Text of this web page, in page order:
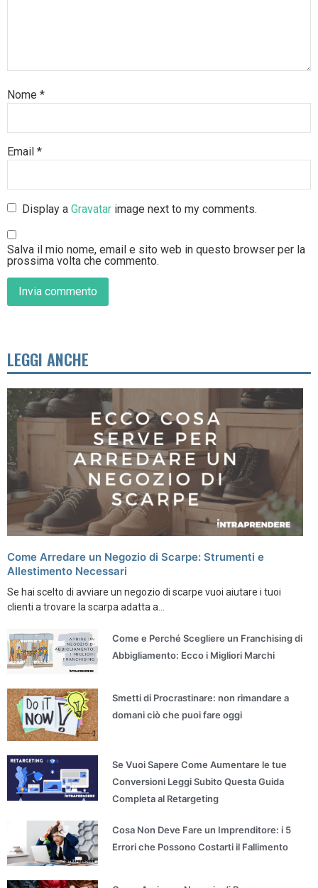
Nome *
Email *
Display aGravatar image next to my comments.
Salva il mio nome, email e sito web in questo browser per la
prossima volta che commento.
LEGGI ANCHE
Come Arredare un Negozio di Scarpe: Strumenti e
Allestimento Necessari
Se hai scelto di avviare un negozio di scarpe vuoi aiutare i tuoi
clienti a trovare la scarpa adatta a...
Come e Perché Scegliere un Franchising di
Abbigliamento: Ecco i Migliori Marchi
Smetti di Procrastinare: non rimandare a
domani ciò che puoi fare oggi
Se Vuoi Sapere Come Aumentare le tue
Conversioni Leggi Subito Questa Guida
Completa al Retargeting
Cosa Non Deve Fare un Imprenditore: i 5
Errori che Possono Costarti il Fallimento